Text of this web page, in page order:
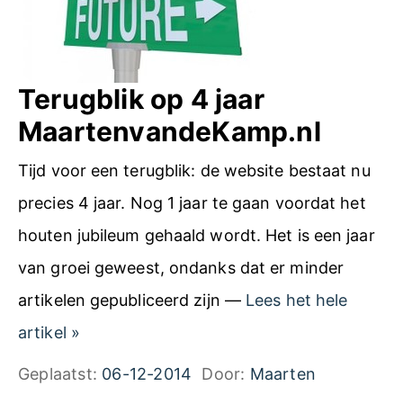
Terugblik op 4 jaar
MaartenvandeKamp.nl
Tijd voor een terugblik: de website bestaat nu
precies 4 jaar. Nog 1 jaar te gaan voordat het
houten jubileum gehaald wordt. Het is een jaar
van groei geweest, ondanks dat er minder
artikelen gepubliceerd zijn — Lees het hele
artikel T
e
»
Geplaatst: 06-12-2014 Door: Maarten